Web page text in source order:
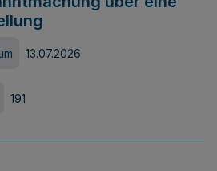
13.07.2026
191